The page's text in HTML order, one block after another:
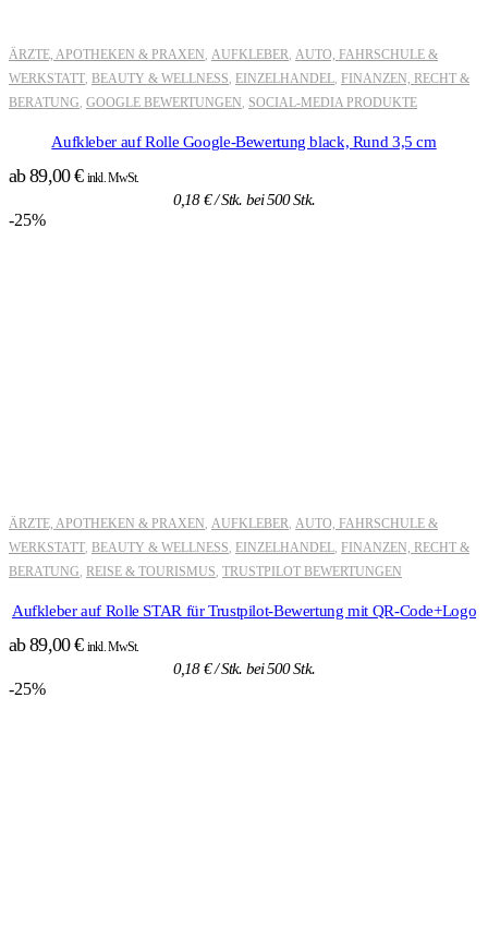
ÄRZTE, APOTHEKEN & PRAXEN AUFKLEBER AUTO, FAHRSCHULE &
WERKSTATT BEAUTY & WELLNESS EINZELHANDEL FINANZEN, RECHT &
BERATUNG GOOGLE BEWERTUNGEN SOCIAL-MEDIA PRODUKTE
Aufkleber auf Rolle Google-Bewertung black, Rund 3,5 cm
ab89,00€ inkl. MwSt.
0,18€/ Stk. bei 500 Stk.
-25%
ÄRZTE, APOTHEKEN & PRAXEN AUFKLEBER AUTO, FAHRSCHULE &
WERKSTATT BEAUTY & WELLNESS EINZELHANDEL FINANZEN, RECHT &
BERATUNG REISE & TOURISMUS TRUSTPILOT BEWERTUNGEN
Aufkleber auf Rolle STAR für Trustpilot-Bewertung mit QR-Code+Logo
ab89,00€ inkl. MwSt.
0,18€/ Stk. bei 500 Stk.
-25%